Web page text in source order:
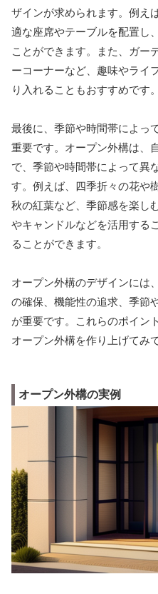
ザインが求められます。例え
適な座席やテーブルを配置し
ことができます。また、ガー
ーコーナーなど、趣味やライ
り入れることもおすすめです。
最後に、季節や時間帯によっ
重要です。オープン外構は、
で、季節や時間帯によって異
す。例えば、四季折々の花や
秋の紅葉など、季節感を楽し
やキャンドルなどを活用する
ることができます。
オープン外構のデザインには
の確保、機能性の追求、季節
が重要です。これらのポイン
オープン外構を作り上げてみ
オープン外構の実例